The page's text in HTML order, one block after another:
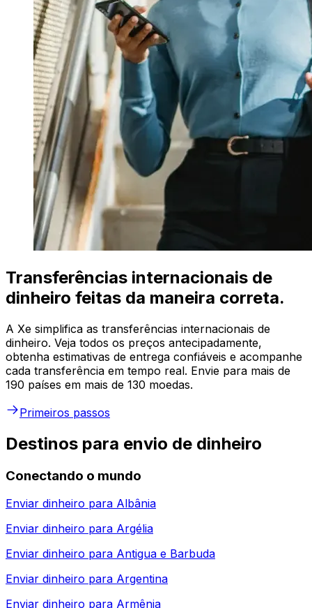
Transferências internacionais de
dinheiro feitas da maneira correta.
A Xe simplifica as transferências internacionais de
dinheiro. Veja todos os preços antecipadamente,
obtenha estimativas de entrega confiáveis e acompanhe
cada transferência em tempo real. Envie para mais de
190 países em mais de 130 moedas.
Primeiros passos
Destinos para envio de dinheiro
Conectando o mundo
Enviar dinheiro para Albânia
Enviar dinheiro para Argélia
Enviar dinheiro para Antigua e Barbuda
Enviar dinheiro para Argentina
Enviar dinheiro para Armênia